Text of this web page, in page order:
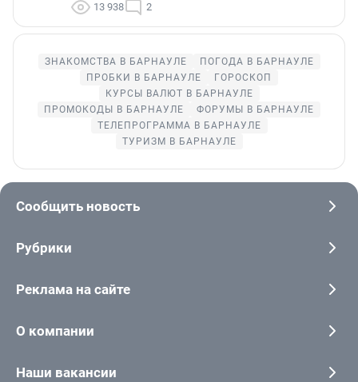
13 938 2
ЗНАКОМСТВА В БАРНАУЛЕ
ПОГОДА В БАРНАУЛЕ
ПРОБКИ В БАРНАУЛЕ
ГОРОСКОП
КУРСЫ ВАЛЮТ В БАРНАУЛЕ
ПРОМОКОДЫ В БАРНАУЛЕ
ФОРУМЫ В БАРНАУЛЕ
ТЕЛЕПРОГРАММА В БАРНАУЛЕ
ТУРИЗМ В БАРНАУЛЕ
Сообщить новость
Рубрики
Реклама на сайте
О компании
Наши вакансии